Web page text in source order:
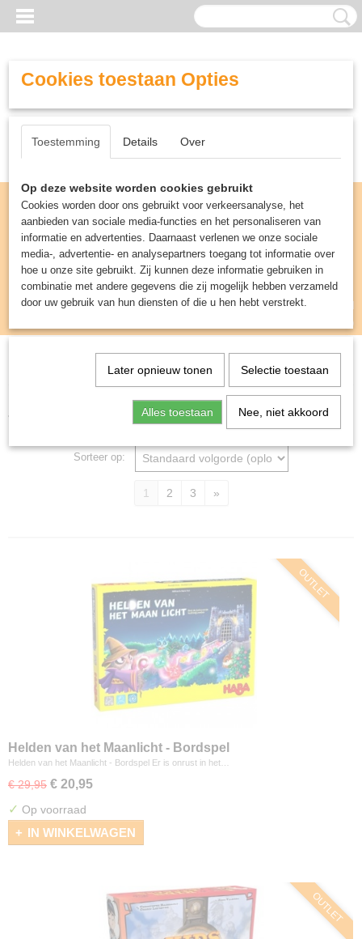
Inloggen Registreren
UW WINKELWAGEN
(0)
Spellen & Puzzels> Kind
Junior bordspellen
Sorteer op:
1 2 3 »
OUTLET
Helden van het Maanlicht - Bordspel
Helden van het Maanlicht - Bordspel Er is onrust in het…
€ 29,95 € 20,95
✓ Op voorraad
IN WINKELWAGEN
OUTLET
Cookies toestaan Opties
Toestemming Details Over
Op deze website worden cookies gebruikt
Cookies worden door ons gebruikt voor verkeersanalyse, het
aanbieden van sociale media-functies en het personaliseren van
informatie en advertenties. Daarnaast verlenen we onze sociale
media-, advertentie- en analysepartners toegang tot informatie over
hoe u onze site gebruikt. Zij kunnen deze informatie gebruiken in
combinatie met andere gegevens die zij mogelijk hebben verzameld
door uw gebruik van hun diensten of die u hen hebt verstrekt.
Later opnieuw tonen Selectie toestaan
Alles toestaan Nee, niet akkoord